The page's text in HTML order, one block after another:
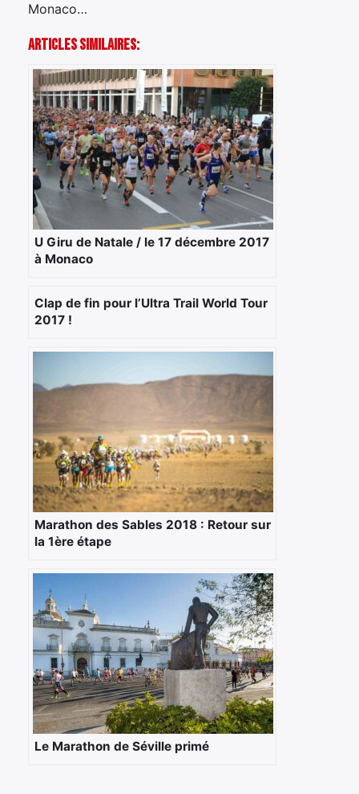
Monaco…
Articles Similaires:
U Giru de Natale / le 17 décembre 2017
à Monaco
Clap de fin pour l’Ultra Trail World Tour
2017 !
Marathon des Sables 2018 : Retour sur
la 1ère étape
Le Marathon de Séville primé